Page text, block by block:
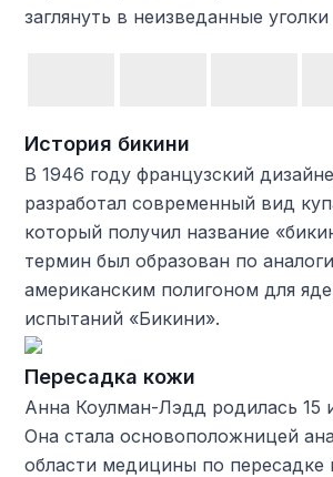
заглянуть в неизведанные
История бикини
В 1946 году французский
разработал современный вид
который получил название
термин был образован по
американским полигоном для
испытаний «Бикини».
Пересадка кожи
Анна Коулман-Лэдд родилась 15
Она стала основоположницей
области медицины по